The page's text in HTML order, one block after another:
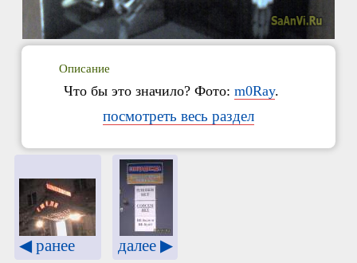
Описание
Что бы это значило? Фото: m0Ray.
посмотреть весь раздел
◀ ранее далее ▶